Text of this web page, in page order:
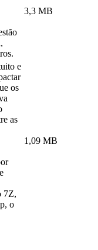
3,3 MB
e
os
as
7Z,
o
1,09 MB